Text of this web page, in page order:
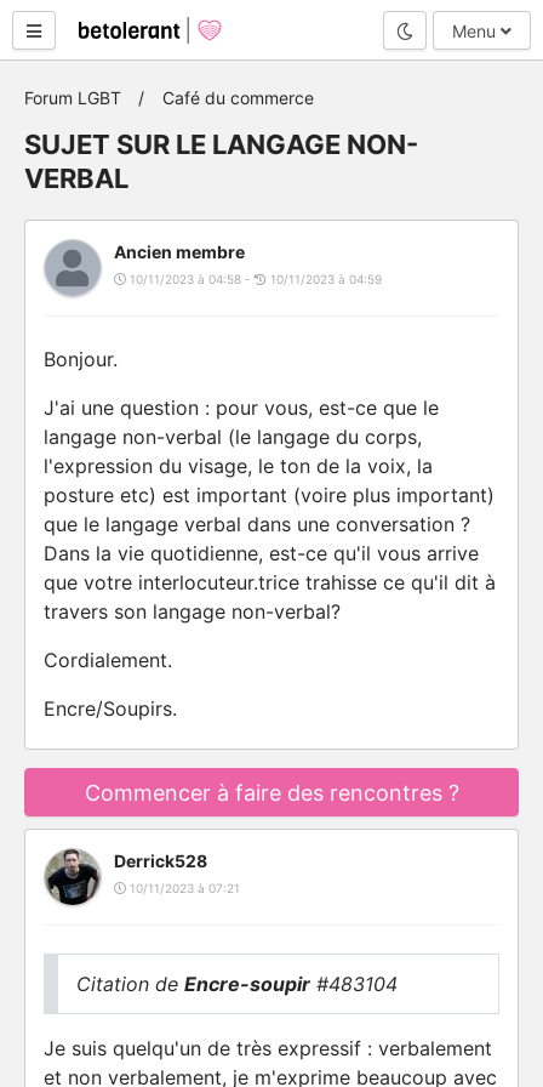
Mode nuit
Menu
Forum LGBT Café du commerce
SUJET SUR LE LANGAGE NON-
VERBAL
Ancien membre
10/11/2023 à 04:58 - 10/11/2023 à 04:59
Bonjour.
J'ai une question : pour vous, est-ce que le
langage non-verbal (le langage du corps,
l'expression du visage, le ton de la voix, la
posture etc) est important (voire plus important)
que le langage verbal dans une conversation ?
Dans la vie quotidienne, est-ce qu'il vous arrive
que votre interlocuteur.trice trahisse ce qu'il dit à
travers son langage non-verbal?
Cordialement.
Encre/Soupirs.
Commencer à faire des rencontres ?
Derrick528
10/11/2023 à 07:21
Citation de Encre-soupir #483104
Je suis quelqu'un de très expressif : verbalement
et non verbalement, je m'exprime beaucoup avec